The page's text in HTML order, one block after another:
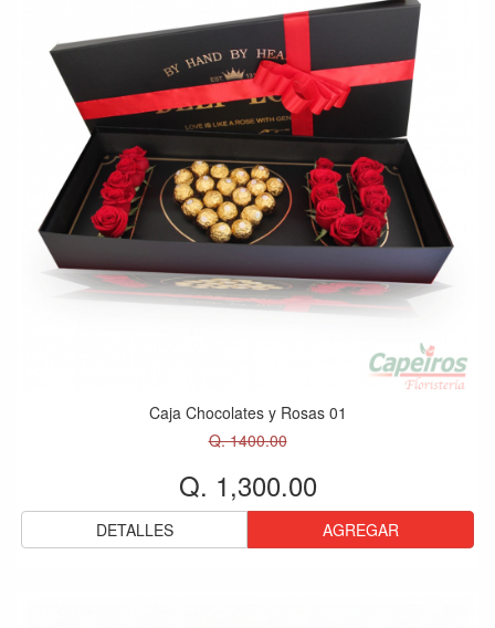
Caja Chocolates y Rosas 01
Q. 1400.00
Q. 1,300.00
DETALLES AGREGAR